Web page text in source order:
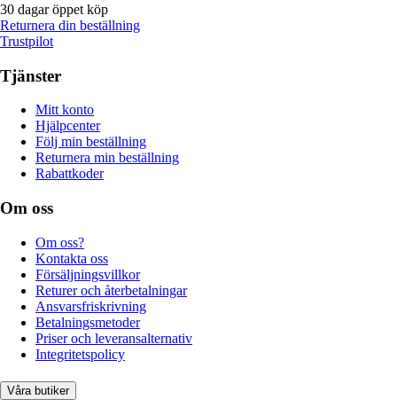
30 dagar öppet köp
Returnera din beställning
Trustpilot
Tjänster
Mitt konto
Hjälpcenter
Följ min beställning
Returnera min beställning
Rabattkoder
Om oss
Om oss?
Kontakta oss
Försäljningsvillkor
Returer och återbetalningar
Ansvarsfriskrivning
Betalningsmetoder
Priser och leveransalternativ
Integritetspolicy
Våra butiker